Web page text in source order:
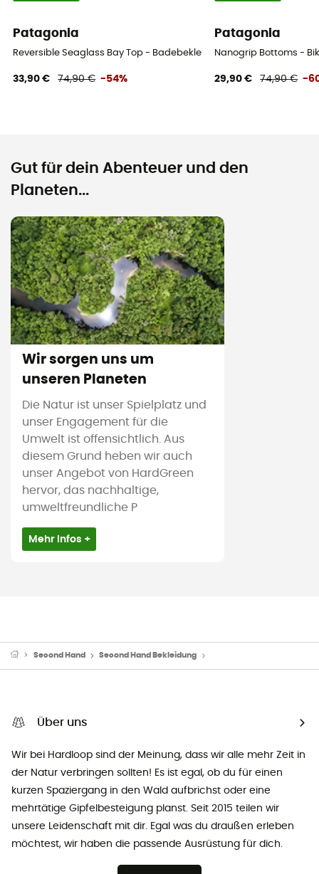
Patagonia
Reversible Seaglass Bay Top - Badebekleidung - Damen
33,90 € 74,90 € -54%
Patagonia
Nanogrip Bottoms -
29,90 € 74,90 € -
Gut für dein Abenteuer und den
Planeten...
Wir sorgen uns um
unseren Planeten
Die Natur ist unser Spielplatz und
unser Engagement für die
Umwelt ist offensichtlich. Aus
diesem Grund heben wir auch
unser Angebot von HardGreen
hervor, das nachhaltige,
umweltfreundliche P
Mehr Infos +
Second Hand Second Hand Bekleidung
Über uns
Wir bei Hardloop sind der Meinung, dass wir alle mehr Zeit in
der Natur verbringen sollten! Es ist egal, ob du für einen
kurzen Spaziergang in den Wald aufbrichst oder eine
mehrtätige Gipfelbesteigung planst. Seit 2015 teilen wir
unsere Leidenschaft mit dir. Egal was du draußen erleben
möchtest, wir haben die passende Ausrüstung für dich.